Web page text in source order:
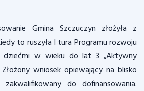
Gmina Szczuczyn złożyła z
to ruszyła I tura Programu rozwoju
dziećmi w wieku do lat 3 „Aktywny
wniosek opiewający na blisko
do dofinansowania.